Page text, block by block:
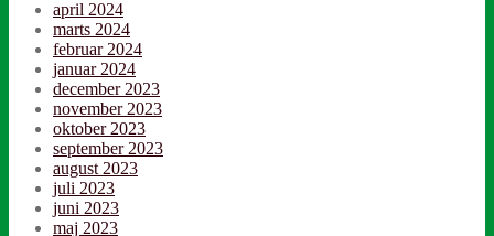
april 2024
marts 2024
februar 2024
januar 2024
december 2023
november 2023
oktober 2023
september 2023
august 2023
juli 2023
juni 2023
maj 2023